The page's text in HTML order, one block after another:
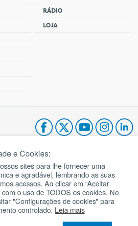
RÁDIO
LOJA
João Paulo II
de Oração
site
e Cookies:
sites para lhe fornecer uma
e agradável, lembrando as suas
acessos. Ao clicar em “Aceitar
o uso de TODOS os cookies. No
"Configurações de cookies" para
controlado. Leia mais